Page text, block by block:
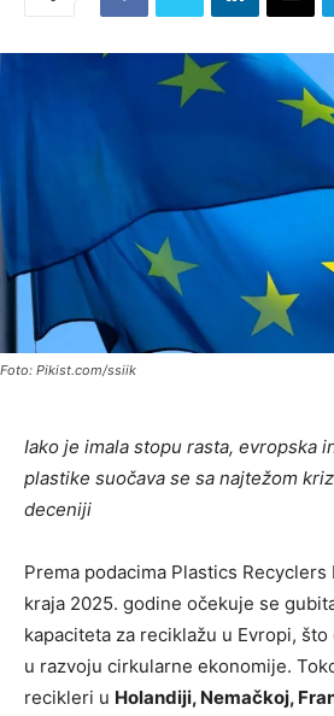
Foto: Pikist.com/ssiik
Iako je imala stopu rasta, evropska
plastike suočava se sa najtežom
deceniji
Prema podacima Plastics Recyclers
kraja 2025. godine očekuje se
kapaciteta za reciklažu u Evropi,
u razvoju cirkularne ekonomije.
recikleri u Holandiji, Nemačkoj,